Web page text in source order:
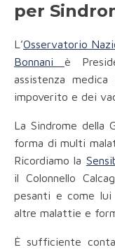
per
L’Osservatorio
Bonnani è
assistenza
impoverito e dei
La Sindrome della
forma di multi
Ricordiamo la
il Colonnello
pesanti e come
altre malattie e
È sufficiente